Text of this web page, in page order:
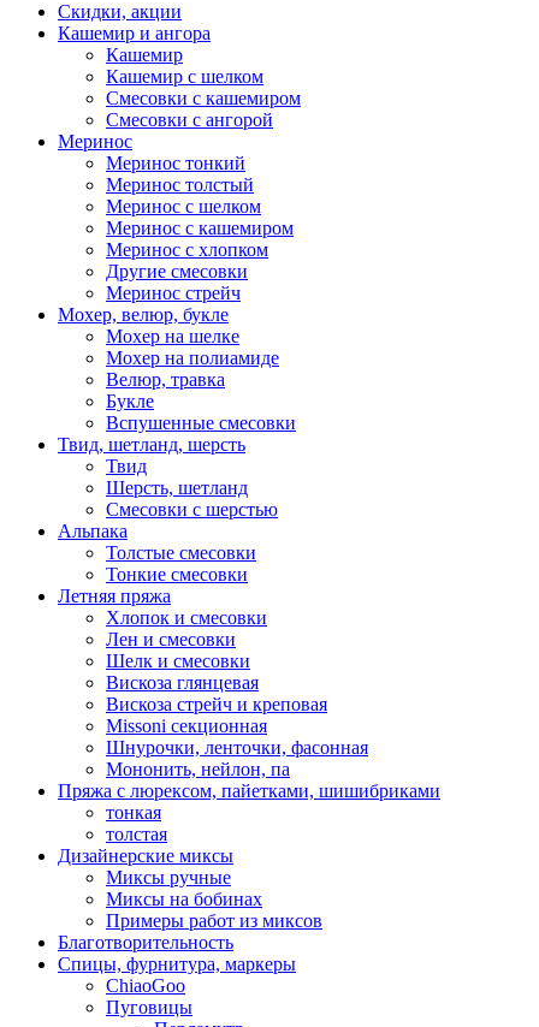
Скидки, акции
Кашемир и ангора
Кашемир
Кашемир с шелком
Смесовки с кашемиром
Смесовки с ангорой
Меринос
Меринос тонкий
Меринос толстый
Меринос с шелком
Меринос с кашемиром
Меринос с хлопком
Другие смесовки
Меринос стрейч
Мохер, велюр, букле
Мохер на шелке
Мохер на полиамиде
Велюр, травка
Букле
Вспушенные смесовки
Твид, шетланд, шерсть
Твид
Шерсть, шетланд
Смесовки с шерстью
Альпака
Толстые смесовки
Тонкие смесовки
Летняя пряжа
Хлопок и смесовки
Лен и смесовки
Шелк и смесовки
Вискоза глянцевая
Вискоза стрейч и креповая
Missoni секционная
Шнурочки, ленточки, фасонная
Мононить, нейлон, па
Пряжа с люрексом, пайетками, шишибриками
тонкая
толстая
Дизайнерские миксы
Миксы ручные
Миксы на бобинах
Примеры работ из миксов
Благотворительность
Спицы, фурнитура, маркеры
ChiaoGoo
Пуговицы